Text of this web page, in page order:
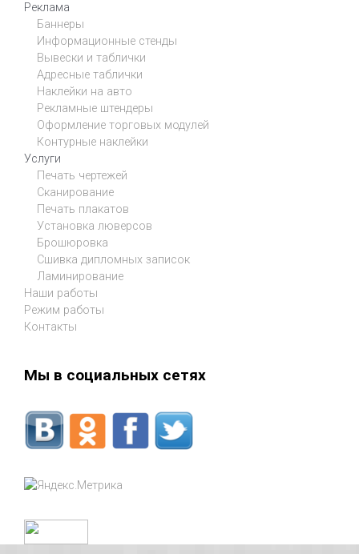
Реклама
Баннеры
Информационные стенды
Вывески и таблички
Адресные таблички
Наклейки на авто
Рекламные штендеры
Оформление торговых модулей
Контурные наклейки
Услуги
Печать чертежей
Сканирование
Печать плакатов
Установка люверсов
Брошюровка
Сшивка дипломных записок
Ламинирование
Наши работы
Режим работы
Контакты
Мы в социальных сетях